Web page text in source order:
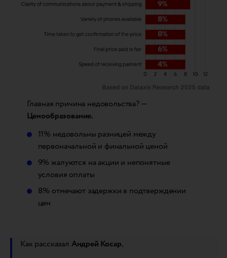
Главная причина недовольства? —
Ценообразование.
11% недовольны разницей между
первоначальной и финальной ценой
9% жалуются на акции и непонятные
условия оплаты
8% отмечают задержки в подтверждении
цен
Как рассказал Андрей Косар,